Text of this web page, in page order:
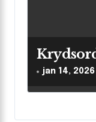
jan 14, 2026